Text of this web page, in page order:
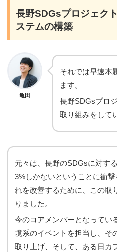
長野SDGsプロジェク
ステムの構築
亀田
それでは早速本
ます。
長野SDGsプロ
取り組みをして
元々は、長野のSDGsに対す
3%しかないということに衝
れを改善するために、この取
りました。
今のコアメンバーとなってい
境系のイベントを担当し、そ
取り上げ、そして、ある日カ